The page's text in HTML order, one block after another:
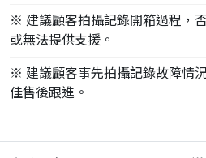
※ 建議顧客拍攝記錄開箱過程，
或無法提供支援。
※ 建議顧客事先拍攝記錄故障情
佳售後跟進。